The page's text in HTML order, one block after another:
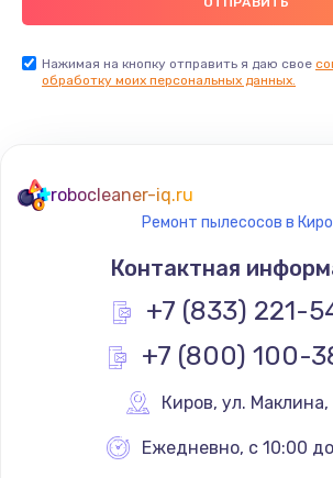
Нажимая на кнопку отправить я даю свое
обработку моих персональных данных.
robocleaner-iq.ru
Ремонт пылесосов в
Контактная
+7 (833) 221-
+7 (800) 100-
Киров, ул. Маклина,
Ежедневно, с 10:00